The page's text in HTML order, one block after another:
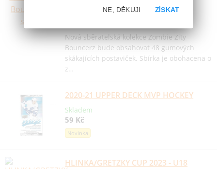
Nová sběratelská kolekce Zombie Zity
Bouncerz bude obsahovat 48 gumových
skákajících postaviček. Sbírka je obohacena o
z…
2020-21 UPPER DECK MVP HOCKEY
Skladem
59 Kč
Novinka
HLINKA/GRETZKY CUP 2023 - U18
ZÍSKAT
NE, DĚKUJI